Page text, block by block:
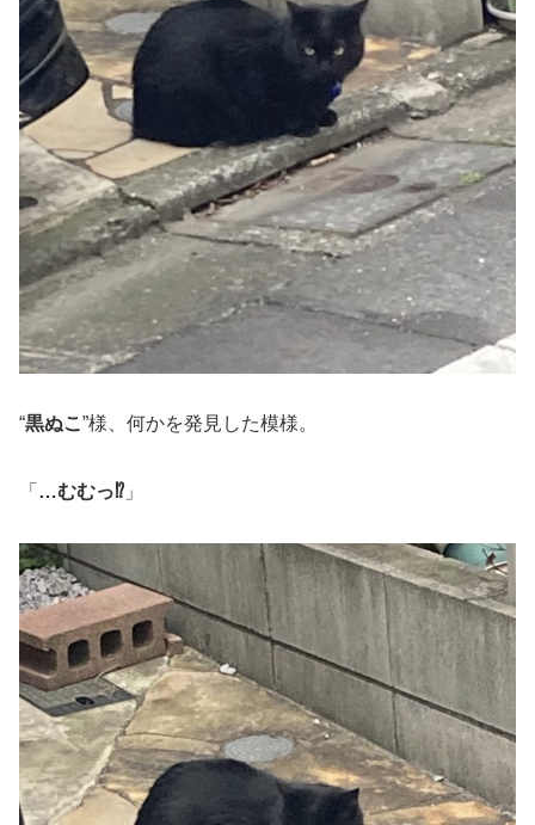
“黒ぬこ”様、何かを発見した模様。
「 …むむっ⁉︎ 」